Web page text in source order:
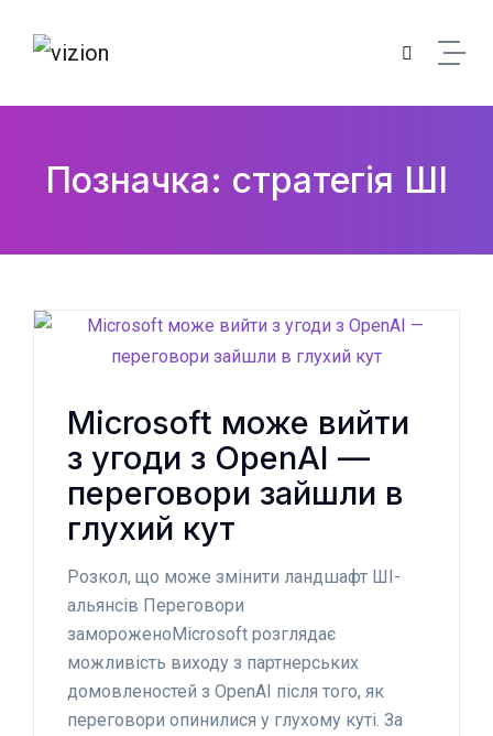
Позначка: стратегія ШІ
Microsoft може вийти
з угоди з OpenAI —
переговори зайшли в
глухий кут
Розкол, що може змінити ландшафт ШІ-
альянсів Переговори
замороженоMicrosoft розглядає
можливість виходу з партнерських
домовленостей з OpenAI після того, як
переговори опинилися у глухому куті. За